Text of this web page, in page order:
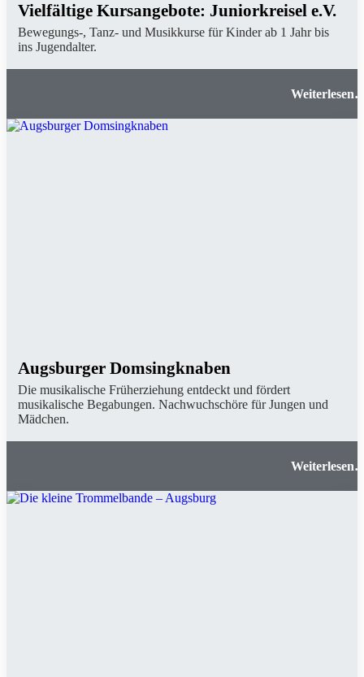
Vielfältige Kursangebote: Juniorkreisel e.V.
Bewegungs-, Tanz- und Musikkurse für Kinder ab 1 Jahr bis
ins Jugendalter.
Augsburger Domsingknaben
Die musikalische Früherziehung entdeckt und fördert
musikalische Begabungen. Nachwuchschöre für Jungen und
Mädchen.